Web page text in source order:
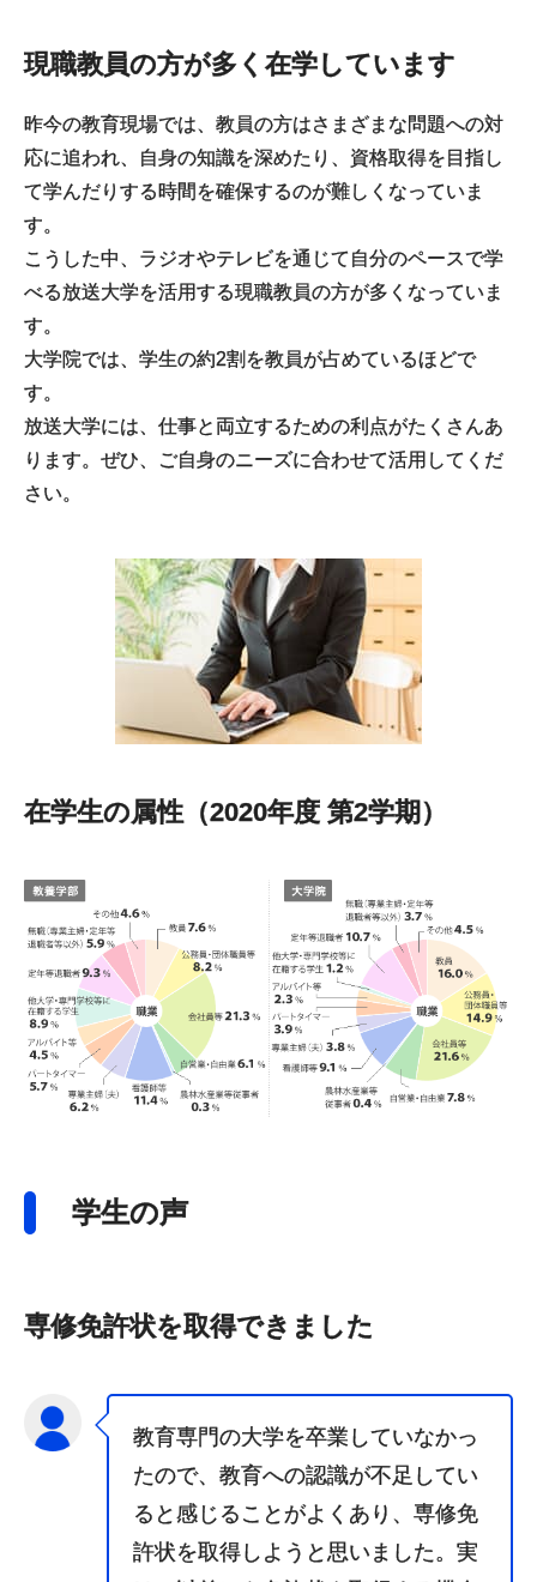
現職教員の方が多く在学しています
昨今の教育現場では、教員の方はさまざまな問題への対
応に追われ、自身の知識を深めたり、資格取得を目指し
て学んだりする時間を確保するのが難しくなっていま
す。
こうした中、ラジオやテレビを通じて自分のペースで学
べる放送大学を活用する現職教員の方が多くなっていま
す。
大学院では、学生の約2割を教員が占めているほどで
す。
放送大学には、仕事と両立するための利点がたくさんあ
ります。ぜひ、ご自身のニーズに合わせて活用してくだ
さい。
在学生の属性（2020年度 第2学期）
学生の声
専修免許状を取得できました
教育専門の大学を卒業していなかっ
たので、教育への認識が不足してい
ると感じることがよくあり、専修免
許状を取得しようと思いました。実